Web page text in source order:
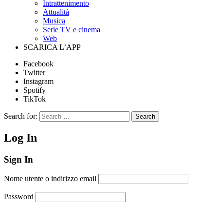
Intrattenimento
Attualità
Musica
Serie TV e cinema
Web
SCARICA L’APP
Facebook
Twitter
Instagram
Spotify
TikTok
Search for: Search
Log In
Sign In
Nome utente o indirizzo email
Password